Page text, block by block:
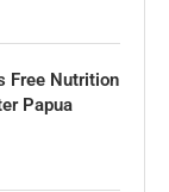
Free Nutrition
Papua